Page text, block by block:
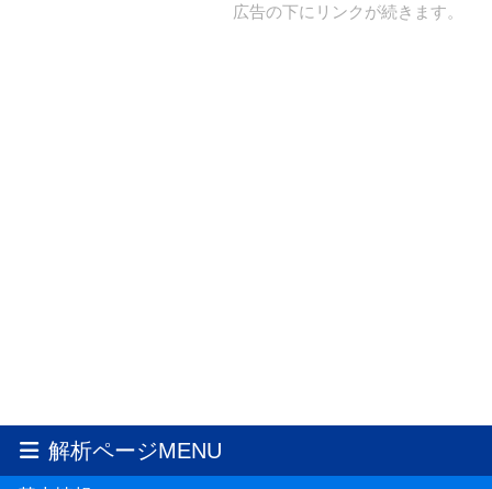
広告の下にリンクが続きます。
解析ページMENU